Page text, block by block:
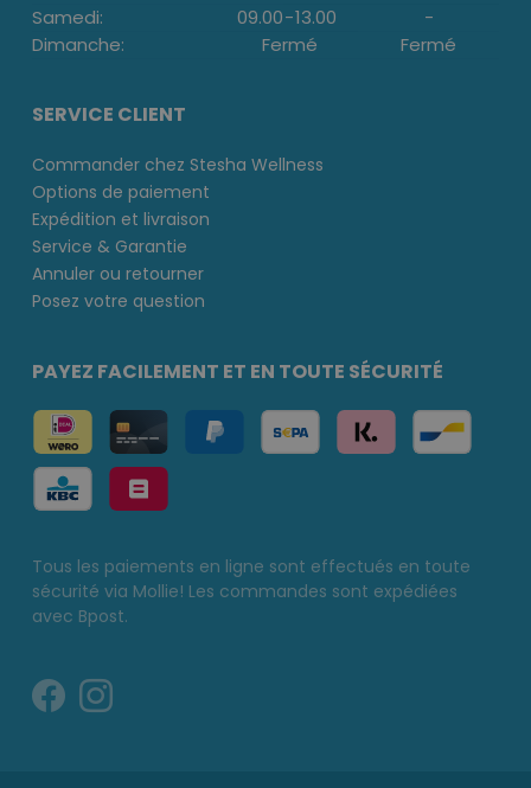
Samedi:
09.00-13.00
-
Dimanche:
Fermé Fermé
SERVICE CLIENT
Commander chez Stesha Wellness
Options de paiement
Expédition et livraison
Service & Garantie
Annuler ou retourner
Posez votre question
PAYEZ FACILEMENT ET EN TOUTE SÉCURITÉ
Tous les paiements en ligne sont effectués en toute
sécurité via Mollie! Les commandes sont expédiées
avec Bpost.